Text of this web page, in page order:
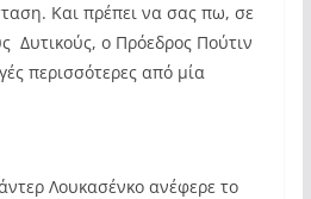
Και πρέπει να σας πω, σε
Δυτικούς, ο Πρόεδρος Πούτιν
περισσότερες από μία
Λουκασένκο ανέφερε το